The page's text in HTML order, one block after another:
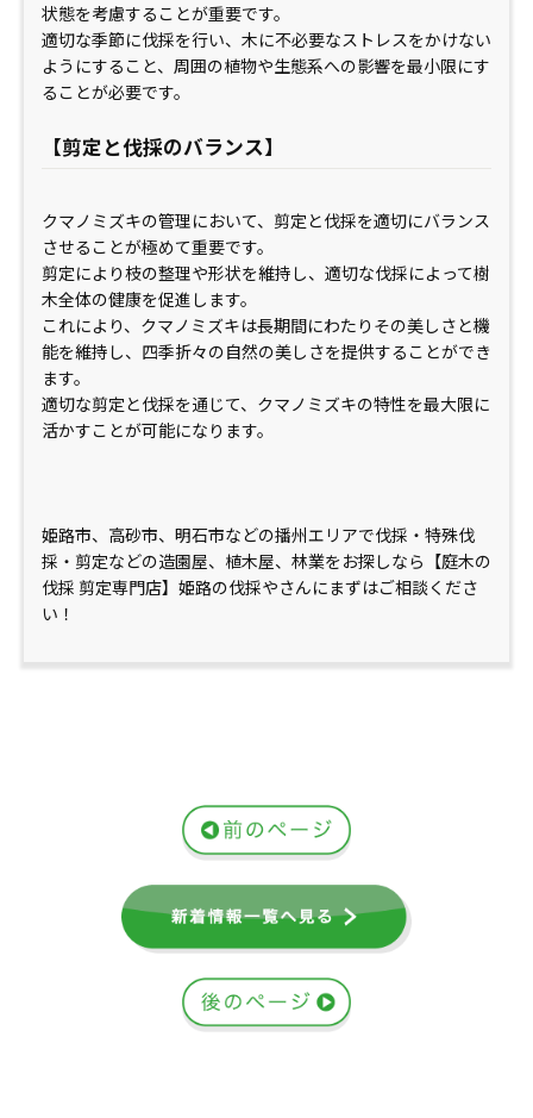
状態を考慮することが重要です。
適切な季節に伐採を行い、木に不必要なストレスをかけない
ようにすること、周囲の植物や生態系への影響を最小限にす
ることが必要です。
【剪定と伐採のバランス】
クマノミズキの管理において、剪定と伐採を適切にバランス
させることが極めて重要です。
剪定により枝の整理や形状を維持し、適切な伐採によって樹
木全体の健康を促進します。
これにより、クマノミズキは長期間にわたりその美しさと機
能を維持し、四季折々の自然の美しさを提供することができ
ます。
適切な剪定と伐採を通じて、クマノミズキの特性を最大限に
活かすことが可能になります。
姫路市、高砂市、明石市などの播州エリアで伐採・特殊伐
採・剪定などの造園屋、植木屋、林業をお探しなら【庭木の
伐採 剪定専門店】姫路の伐採やさんにまずはご相談くださ
い！